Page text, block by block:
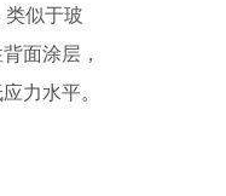
似于玻
面涂层，
力水平。